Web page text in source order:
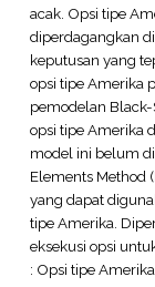
acak. Opsi tipe
diperdagangkan
keputusan yang
opsi tipe Amerika
pemodelan
opsi tipe Amerika
model ini belum
Elements Method
yang dapat
tipe Amerika.
eksekusi opsi
: Opsi tipe